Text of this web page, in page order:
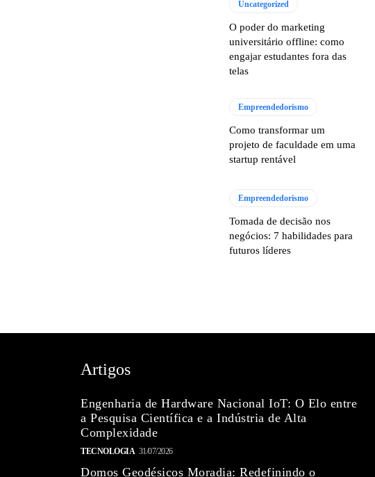
Uncategorized
O poder do marketing
universitário offline: como
engajar estudantes fora das
telas
Empreendedorismo
Como transformar um
projeto de faculdade em uma
startup rentável
Empreendedorismo
Tomada de decisão nos
negócios: 7 habilidades para
futuros líderes
Artigos
Engenharia de Hardware Nacional IoT: O Elo entre
a Pesquisa Científica e a Indústria de Alta
Complexidade
TECNOLOGIA 31/07/2026
Domos Geodésicos Moradia: Redefinindo o